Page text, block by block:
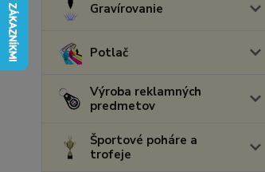
Gravírovanie
Potlač
Výroba reklamných
predmetov
Športové poháre a
trofeje